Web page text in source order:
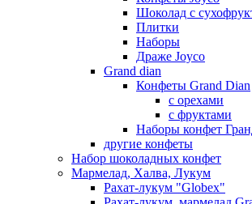
Шоколад с
Плитки
Наборы
Драже Joyco
Grand dian
Конфеты Grand Dian
с орехами
с фруктами
Наборы конфет
другие конфеты
Набор шоколадных конфет
Мармелад, Халва, Лукум
Рахат-лукум "Globex"